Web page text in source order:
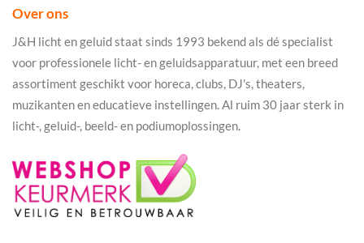
Over ons
J&H licht en geluid staat sinds 1993 bekend als dé specialist
voor professionele licht- en geluidsapparatuur, met een breed
assortiment geschikt voor horeca, clubs, DJ's, theaters,
muzikanten en educatieve instellingen. Al ruim 30 jaar sterk in
licht-, geluid-, beeld- en podiumoplossingen.